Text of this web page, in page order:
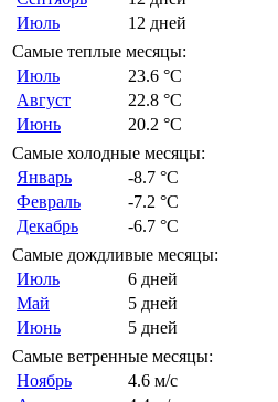
Июль
12 дней
Самые теплые месяцы:
Июль
23.6 °C
Август
22.8 °C
Июнь
20.2 °C
Самые холодные месяцы:
Январь
-8.7 °C
Февраль
-7.2 °C
Декабрь
-6.7 °C
Самые дождливые месяцы:
Июль
6 дней
Май
5 дней
Июнь
5 дней
Самые ветренные месяцы:
Ноябрь
4.6 м/с